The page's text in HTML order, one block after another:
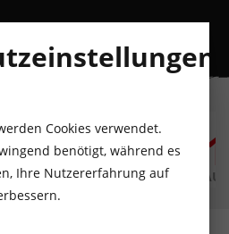
MO DI
11
AUGUST
MI
12
AUGUST
Cookies verwendet.
benötigt, während es
Ihre Nutzererfahrung auf